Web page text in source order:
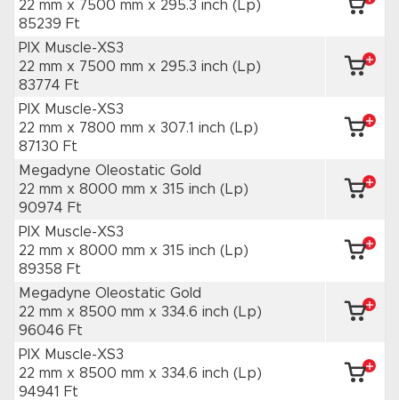
22 mm x 7500 mm x 295.3 inch (Lp)
85239 Ft
PIX Muscle-XS3
22 mm x 7500 mm x 295.3 inch (Lp)
83774 Ft
PIX Muscle-XS3
22 mm x 7800 mm x 307.1 inch (Lp)
87130 Ft
Megadyne Oleostatic Gold
22 mm x 8000 mm x 315 inch (Lp)
90974 Ft
PIX Muscle-XS3
22 mm x 8000 mm x 315 inch (Lp)
89358 Ft
Megadyne Oleostatic Gold
22 mm x 8500 mm x 334.6 inch (Lp)
96046 Ft
PIX Muscle-XS3
22 mm x 8500 mm x 334.6 inch (Lp)
94941 Ft